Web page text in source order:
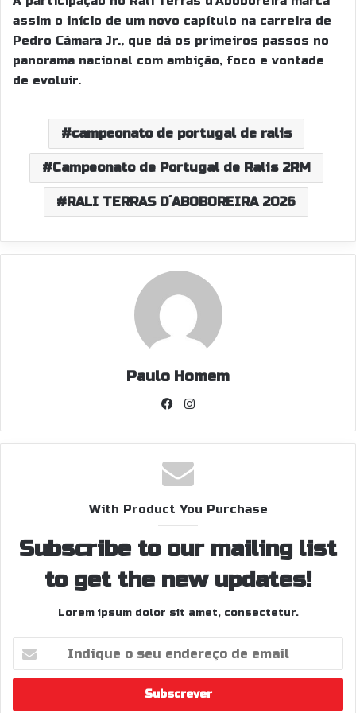
assim o início de um novo capítulo na carreira de
Pedro Câmara Jr., que dá os primeiros passos no
panorama nacional com ambição, foco e vontade
de evoluir.
campeonato de portugal de ralis
Campeonato de Portugal de Ralis 2RM
RALI TERRAS D´ABOBOREIRA 2026
Paulo Homem
Facebook
With Product You Purchase
Subscribe to our mailing list
to get the new updates!
Lorem ipsum dolor sit amet, consectetur.
seu